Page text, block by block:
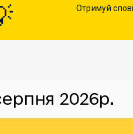
Отримуй